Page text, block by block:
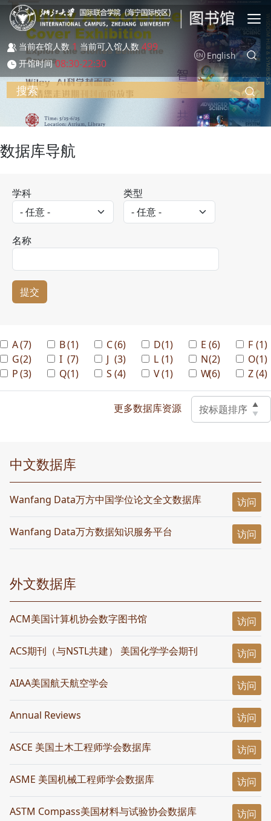
跳转到主要内容
当前在馆人数 1 当前可入馆人数 499
开馆时间 08:30-22:30
English
搜索
数据库导航
学科 类型
名称
提交
(7)
A (1)
B (6)
C (1)
D (6)
E (1)
F
(2)
G (7)
I (3)
J (1)
L (2)
N (1)
O
(3)
P (1)
Q (4)
S (1)
V (6)
W (4)
Z
更多数据库资源 按标题排序 ▲
▼
中文数据库
Wanfang Data万方中国学位论文全文数据库 访问
Wanfang Data万方数据知识服务平台 访问
外文数据库
ACM美国计算机协会数字图书馆 访问
ACS期刊（与NSTL共建） 美国化学学会期刊 访问
AIAA美国航天航空学会 访问
Annual Reviews 访问
ASCE 美国土木工程师学会数据库 访问
ASME 美国机械工程师学会数据库 访问
ASTM Compass美国材料与试验协会数据库 访问